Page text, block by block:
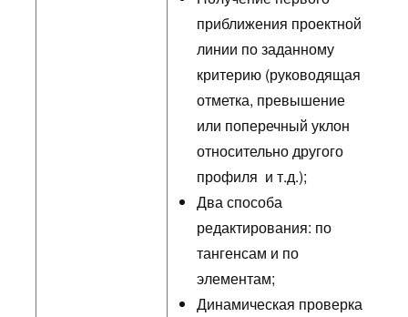
приближения проектной
линии по заданному
критерию (руководящая
отметка, превышение
или поперечный уклон
относительно другого
профиля и т.д.);
Два способа
редактирования: по
тангенсам и по
элементам;
Динамическая проверка